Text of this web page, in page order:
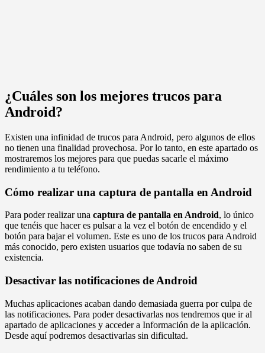
¿Cuáles son los mejores trucos para
Android?
Existen una infinidad de trucos para Android, pero algunos de ellos
no tienen una finalidad provechosa. Por lo tanto, en este apartado os
mostraremos los mejores para que puedas sacarle el máximo
rendimiento a tu teléfono.
Cómo realizar una captura de pantalla en Android
Para poder realizar una captura de pantalla en Android, lo único
que tenéis que hacer es pulsar a la vez el botón de encendido y el
botón para bajar el volumen. Este es uno de los trucos para Android
más conocido, pero existen usuarios que todavía no saben de su
existencia.
Desactivar las notificaciones de Android
Muchas aplicaciones acaban dando demasiada guerra por culpa de
las notificaciones. Para poder desactivarlas nos tendremos que ir al
apartado de aplicaciones y acceder a Información de la aplicación.
Desde aquí podremos desactivarlas sin dificultad.